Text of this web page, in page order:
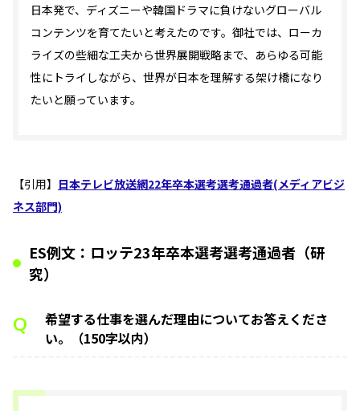
日本発で、ディズニーや韓国ドラマに負けないグローバル
コンテンツを育てたいと考えたのです。御社では、ローカ
ライズの些細な工夫から世界展開戦略まで、あらゆる可能
性にトライしながら、世界が日本を理解する架け橋になり
たいと願っています。
【引用】 日本テレビ放送網22年卒本選考選考通過者(メディアビジ
ネス部門)
ES例文：ロッテ23年卒本選考選考通過者（研
究）
Q
希望する仕事を選んだ理由についてお答えくださ
い。（150字以内）